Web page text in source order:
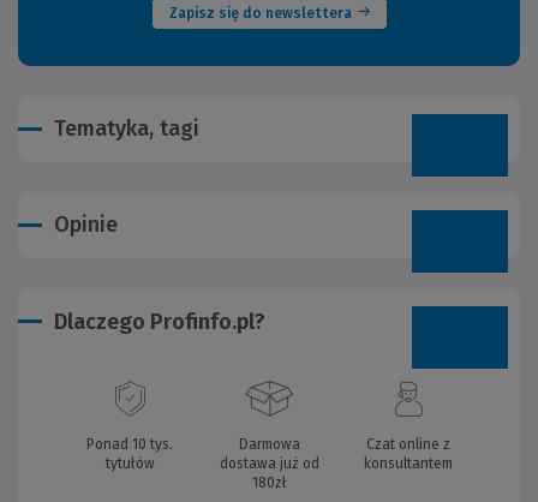
Zapisz się do newslettera
Tematyka, tagi
Opinie
Dlaczego Profinfo.pl?
Ponad 10 tys.
tytułów
Darmowa
dostawa już od
180zł
Czat online z
konsultantem